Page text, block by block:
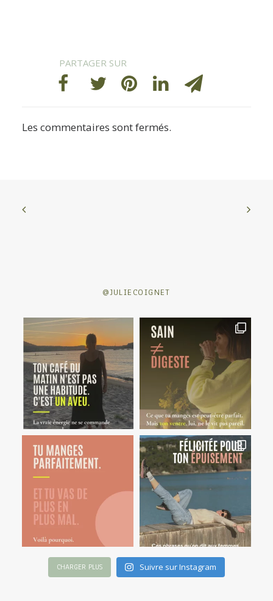
Les commentaires sont fermés.
@JULIECOIGNET
CHARGER PLUS Suivre sur Instagram